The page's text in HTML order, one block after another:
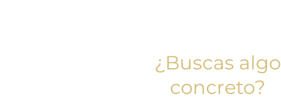
¿Buscas algo
concreto?